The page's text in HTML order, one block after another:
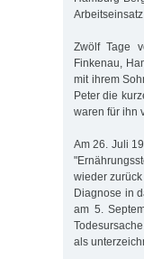
Zwölf Tage
Finkenau,
mit ihrem
Peter die
waren für ihn
Am 26. Juli
wieder
Diagnose in
am 5.
als